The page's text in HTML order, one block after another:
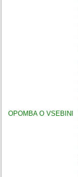
OPOMBA O VSEBINI